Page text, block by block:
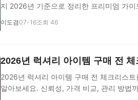
지 2026년 기준으로 정리한 프리미엄 가이
이도겸07-16조회 46
2026년 럭셔리 아이템 구매 전
2026년 럭셔리 아이템 구매 전 체크리스
알아보세요. 신뢰성, 가격 비교, 관리 방법